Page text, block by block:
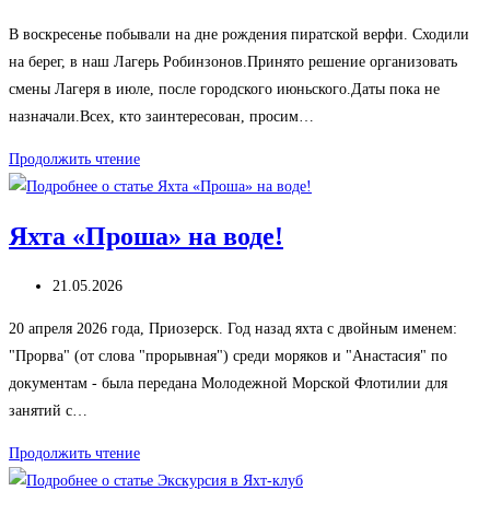
В воскресенье побывали на дне рождения пиратской верфи. Сходили
на берег, в наш Лагерь Робинзонов.Принято решение организовать
смены Лагеря в июле, после городского июньского.Даты пока не
назначали.Всех, кто заинтересован, просим…
Продолжить чтениеВЕСТИ
из
РОБИНЗОНОВ
Яхта «Проша» на воде!
Запись
21.05.2026
20 апреля 2026 года, Приозерск. Год назад яхта с двойным именем:
"Прорва" (от слова "прорывная") среди моряков и "Анастасия" по
документам - была передана Молодежной Морской Флотилии для
занятий с…
Продолжить чтениеЯхта
«Проша»